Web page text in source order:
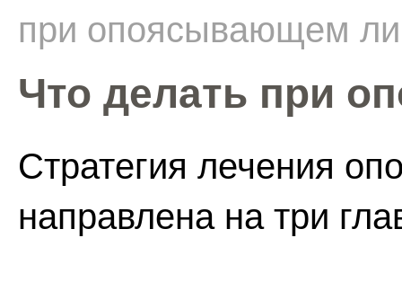
при опоясывающем
Что делать при
Стратегия лечения
направлена на три